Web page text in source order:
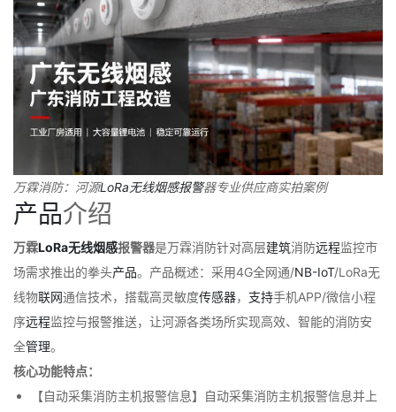
万霖消防：河源LoRa无线烟感报警器专业供应商实拍案例
产品介绍
万霖LoRa无线烟感报警器是万霖消防针对高层建筑消防远程监控市
场需求推出的拳头产品。产品概述：采用4G全网通/NB-IoT/LoRa无
线物联网通信技术，搭载高灵敏度传感器， 支持手机APP/微信小程
序远程监控与报警推送，让河源各类场所实现高效、智能的消防安
全管理。
核心功能特点：
【自动采集消防主机报警信息】自动采集消防主机报警信息并上